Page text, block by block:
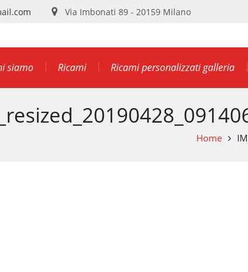
Via Imbonati 89 - 20159 Milano
siamo Ricami Ricami personalizzati galleria
Home